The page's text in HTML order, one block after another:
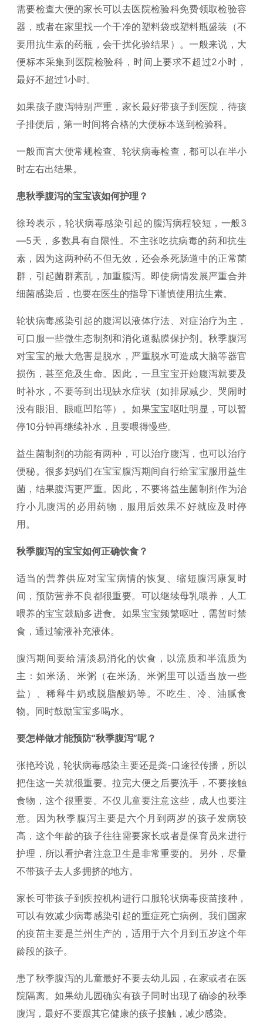
需要检查大便的家长可以去医院检验科免费领取检验容
器，或者在家里找一个干净的塑料袋或塑料瓶盛装（不
要用抗生素的药瓶，会干扰化验结果）。一般来说，大
便标本采集到医院检验科，时间上要求不超过2小时，
最好不超过1小时。
如果孩子腹泻特别严重，家长最好带孩子到医院，待孩
子排便后，第一时间将合格的大便标本送到检验科。
一般而言大便常规检查、轮状病毒检查，都可以在半小
时左右出结果。
患秋季腹泻的宝宝该如何护理？
徐玲表示，轮状病毒感染引起的腹泻病程较短，一般3
—5天，多数具有自限性。不主张吃抗病毒的药和抗生
素，因为这两种药不但无效，还会杀死肠道中的正常菌
群，引起菌群紊乱，加重腹泻。即使病情发展严重合并
细菌感染后，也要在医生的指导下谨慎使用抗生素。
轮状病毒感染引起的腹泻以液体疗法、对症治疗为主，
可口服一些微生态制剂和消化道黏膜保护剂。秋季腹泻
对宝宝的最大危害是脱水，严重脱水可造成大脑等器官
损伤，甚至危及生命。因此，一旦宝宝开始腹泻就要及
时补水，不要等到出现缺水症状（如排尿减少、哭闹时
没有眼泪、眼眶凹陷等）。如果宝宝呕吐明显，可以暂
停10分钟再继续补水，且要喂得慢些。
益生菌制剂的功能有两种，可以治疗腹泻，也可以治疗
便秘。很多妈妈们在宝宝腹泻期间自行给宝宝服用益生
菌，结果腹泻更严重。因此，不要将益生菌制剂作为治
疗小儿腹泻的必用药物，服用后效果不好就应及时停
用。
秋季腹泻的宝宝如何正确饮食？
适当的营养供应对宝宝病情的恢复、缩短腹泻康复时
间，预防营养不良都很重要。可以继续母乳喂养，人工
喂养的宝宝鼓励多进食。如果宝宝频繁呕吐，需暂时禁
食，通过输液补充液体。
腹泻期间要给清淡易消化的饮食，以流质和半流质为
主：如米汤、米粥（在米汤、米粥里可以适当放一些
盐）、稀释牛奶或脱脂酸奶等。不吃生、冷、油腻食
物。同时鼓励宝宝多喝水。
要怎样做才能预防“秋季腹泻”呢？
张艳玲说，轮状病毒感染主要还是粪-口途径传播，所以
把住这一关就很重要。拉完大便之后要洗手，不要接触
食物，这个很重要。不仅儿童要注意这些，成人也要注
意。因为秋季腹泻主要是六个月到两岁的孩子发病较
高，这个年龄的孩子往往需要家长或者是保育员来进行
护理，所以看护者注意卫生是非常重要的。另外，尽量
不带孩子去人多拥挤的地方。
家长可带孩子到疾控机构进行口服轮状病毒疫苗接种，
可以有效减少病毒感染引起的重症死亡病例。我们国家
的疫苗主要是兰州生产的，适用于六个月到五岁这个年
龄段的孩子。
患了秋季腹泻的儿童最好不要去幼儿园，在家或者在医
院隔离。如果幼儿园确实有孩子同时出现了确诊的秋季
腹泻，最好不要跟其它健康的孩子接触，减少感染。